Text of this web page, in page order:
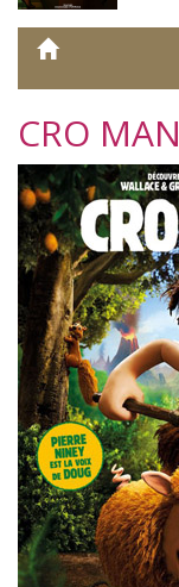
CRO MAN